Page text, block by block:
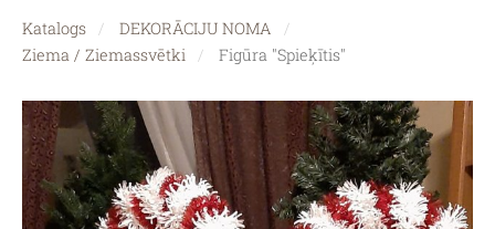
Katalogs
DEKORĀCIJU NOMA
Ziema / Ziemassvētki
Figūra "Spieķītis"